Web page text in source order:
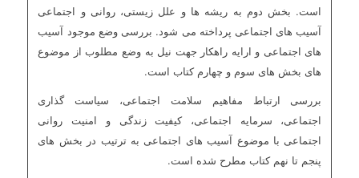
است. بخش دوم به ریشه ها و علل زیستی، روانی و اجتماعی
آسیب های اجتماعی پرداخته می شود. بررسی وضع موجود آسیب
های اجتماعی و ارایه راهکار جهت نیل به وضع مطلوب از موضوع
های بخش های سوم و چهارم کتاب است.
بررسی ارتباط مفاهیم سلامت اجتماعی، سیاست گذاری
اجتماعی، سرمایه اجتماعی، کیفیت زندگی و امنیت روانی
اجتماعی با موضوع آسیب های اجتماعی به ترتیب در بخش های
پنجم تا نهم کتاب مطرح شده است.